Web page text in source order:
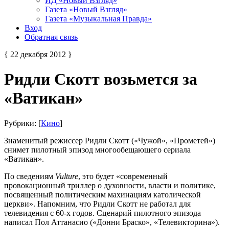
Газета «Новый Взгляд»
Газета «Музыкальная Правда»
Вход
Обратная связь
{ 22 декабря 2012 }
Ридли Скотт возьмется за
«Ватикан»
Рубрики: [Кино]
Знаменитый режиссер Ридли Скотт («Чужой», «Прометей»)
снимет пилотный эпизод многообещающего сериала
«Ватикан».
По сведениям Vulture, это будет «современный
провокационный триллер о духовности, власти и политике,
посвященный политическим махинациям католической
церкви». Напомним, что Ридли Скотт не работал для
телевидения с 60-х годов. Сценарий пилотного эпизода
написал Пол Аттанасио («Донни Браско», «Телевикторина»).